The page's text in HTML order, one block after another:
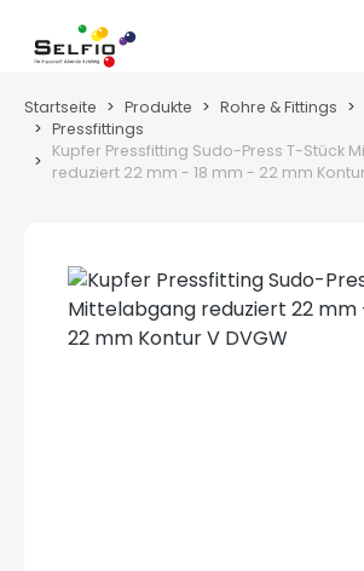
Zum Hauptinhalt springen
Startseite Produkte Rohre & Fittings
Pressfittings
Kupfer Pressfitting Sudo-Press T-Stück
reduziert 22 mm - 18 mm - 22 mm Kontur